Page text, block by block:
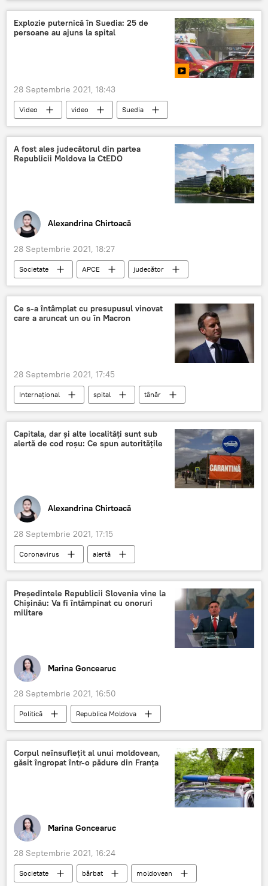
Știri din Moldova
Explozie puternică în Suedia: 25 de
persoane au ajuns la spital
28 Septembrie 2021, 18:43
Video video
Suedia
explozie
A fost ales judecătorul din partea
Republicii Moldova la CtEDO
Alexandrina Chirtoacă
28 Septembrie 2021, 18:27
Societate APCE
judecător
CtEDO
Știri din Moldova
Ce s-a întâmplat cu presupusul vinovat
care a aruncat un ou în Macron
28 Septembrie 2021, 17:45
Internațional spital
tânăr
Macron
Capitala, dar și alte localități sunt sub
alertă de cod roșu: Ce spun autoritățile
Alexandrina Chirtoacă
28 Septembrie 2021, 17:15
Coronavirus
alertă
Ministerul Sănătății
Cod Roșu
pandemie
COVID-19
Știri din Moldova
Președintele Republicii Slovenia vine la
Chișinău: Va fi întâmpinat cu onoruri
militare
Marina Goncearuc
28 Septembrie 2021, 16:50
Politică
Republica Moldova
Vizită de lucru
Slovenia
președinte
Știri din Moldova
Corpul neînsuflețit al unui moldovean,
găsit îngropat într-o pădure din Franța
Marina Goncearuc
28 Septembrie 2021, 16:24
Societate bărbat
moldovean